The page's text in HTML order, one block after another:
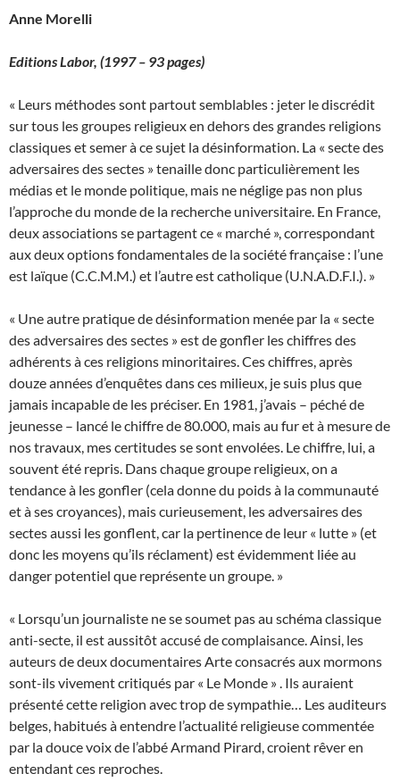
Anne Morelli
Editions Labor, (1997 – 93 pages)
« Leurs méthodes sont partout semblables : jeter le discrédit
sur tous les groupes religieux en dehors des grandes religions
classiques et semer à ce sujet la désinformation. La « secte des
adversaires des sectes » tenaille donc particulièrement les
médias et le monde politique, mais ne néglige pas non plus
l’approche du monde de la recherche universitaire. En France,
deux associations se partagent ce « marché », correspondant
aux deux options fondamentales de la société française : l’une
est laïque (C.C.M.M.) et l’autre est catholique (U.N.A.D.F.I.). »
« Une autre pratique de désinformation menée par la « secte
des adversaires des sectes » est de gonfler les chiffres des
adhérents à ces religions minoritaires. Ces chiffres, après
douze années d’enquêtes dans ces milieux, je suis plus que
jamais incapable de les préciser. En 1981, j’avais – péché de
jeunesse – lancé le chiffre de 80.000, mais au fur et à mesure de
nos travaux, mes certitudes se sont envolées. Le chiffre, lui, a
souvent été repris. Dans chaque groupe religieux, on a
tendance à les gonfler (cela donne du poids à la communauté
et à ses croyances), mais curieusement, les adversaires des
sectes aussi les gonflent, car la pertinence de leur « lutte » (et
donc les moyens qu’ils réclament) est évidemment liée au
danger potentiel que représente un groupe. »
« Lorsqu’un journaliste ne se soumet pas au schéma classique
anti-secte, il est aussitôt accusé de complaisance. Ainsi, les
auteurs de deux documentaires Arte consacrés aux mormons
sont-ils vivement critiqués par « Le Monde » . Ils auraient
présenté cette religion avec trop de sympathie… Les auditeurs
belges, habitués à entendre l’actualité religieuse commentée
par la douce voix de l’abbé Armand Pirard, croient rêver en
entendant ces reproches.